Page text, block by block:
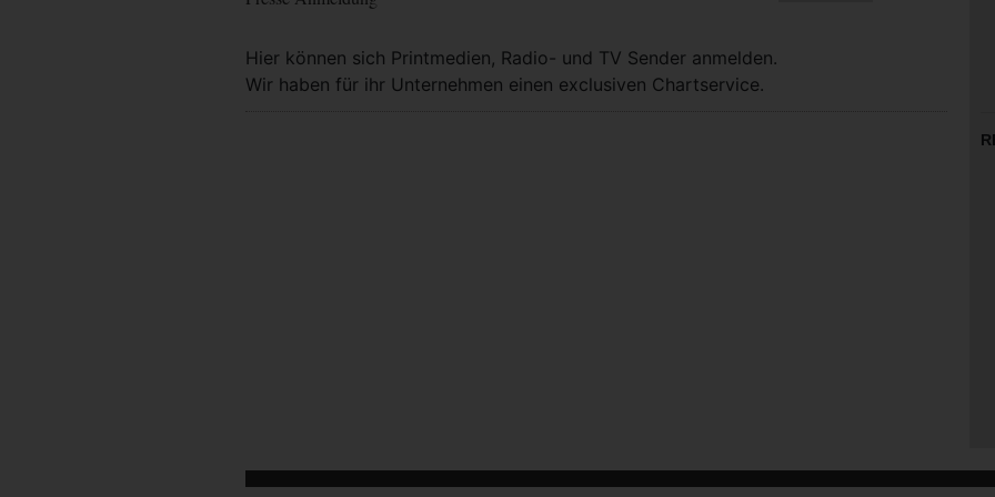
Hier können sich Printmedien, Radio- und TV Sender anmelden.
Wir haben für ihr Unternehmen einen exclusiven Chartservice.